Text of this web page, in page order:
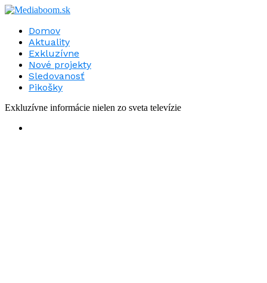
Domov
Aktuality
Exkluzívne
Nové projekty
Sledovanosť
Pikošky
Exkluzívne informácie nielen zo sveta televízie